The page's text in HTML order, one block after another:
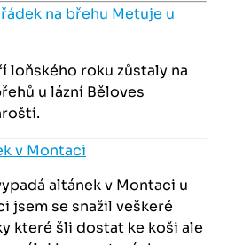
na břehu Metuje u
loňského roku zůstaly na
u lázní Běloves
v Montaci
altánek v Montaci u
jsem se snažil veškeré
které šli dostat ke koši ale